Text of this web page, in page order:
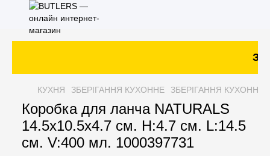
КУХНЯ ЗБЕРІГАННЯ КУХОННЕ ЗБЕРІГАННЯ КУХОННЕ
Коробка для ланча NATURALS
14.5х10.5х4.7 см. H:4.7 см. L:14.5
см. V:400 мл. 1000397731